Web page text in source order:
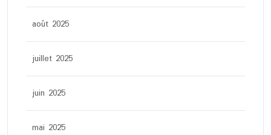
août 2025
juillet 2025
juin 2025
mai 2025